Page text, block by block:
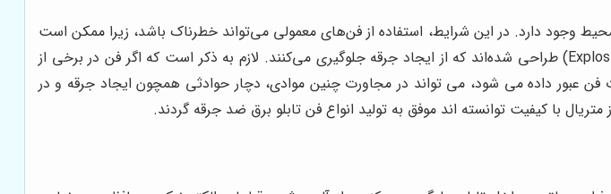
وجود دارد. در این شرایط، استفاده از فن‌های معمولی می‌تواند خطرناک باشد، زیرا ممکن است
جرقه ایجاد کنند و باعث آتش‌سوزی شوند. برای این صنایع، فن‌های ضد جرقه (Explosion-Proof Fans) طراحی شده‌اند که از ایجاد جرقه جلوگیری می‌کنند. لازم به ذکر است که اگر فن در برخی از
فن عبور داده می شود، می تواند در مجاورت چنین موادی، دچار حوادثی همچون ایجاد جرقه و در
با کیفیت توانسته اند موفق به تولید انواع فن تابلو برق ضد جرقه گردند.